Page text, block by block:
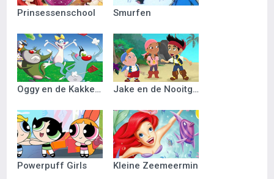
Prinsessenschool Smurfen
Oggy en de Kakkerlakken Jake en de Nooitgedacht Piraten
Powerpuff Girls Kleine Zeemeermin